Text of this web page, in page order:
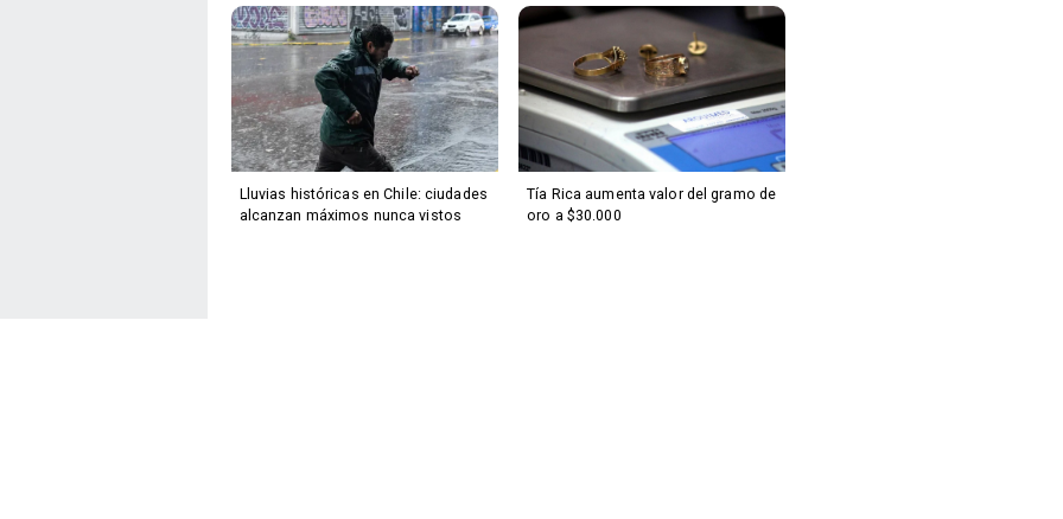
Lluvias históricas en Chile: ciudades
alcanzan máximos nunca vistos
Tía Rica aumenta valor del gramo de
oro a $30.000